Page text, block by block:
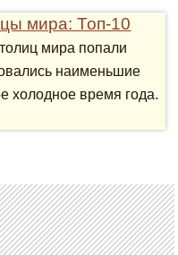
мира: Топ-10
мира попали
наименьшие
холодное время года.